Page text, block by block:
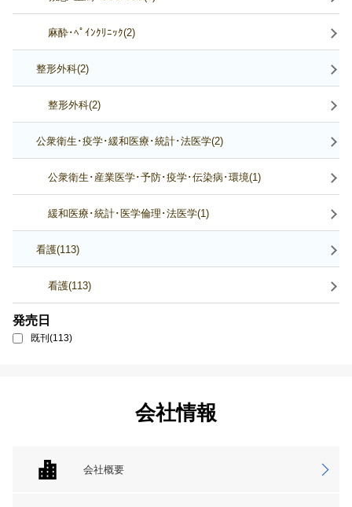
麻酔･ﾍﾟｲﾝｸﾘﾆｯｸ(2)
整形外科(2)
整形外科(2)
公衆衛生･疫学･緩和医療･統計･法医学(2)
公衆衛生･産業医学･予防･疫学･伝染病･環境(1)
緩和医療･統計･医学倫理･法医学(1)
看護(113)
看護(113)
発売日
既刊(113)
会社情報
会社概要